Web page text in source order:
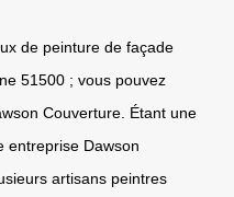
de peinture de façade
51500 ; vous pouvez
Couverture. Étant une
entreprise Dawson
artisans peintres